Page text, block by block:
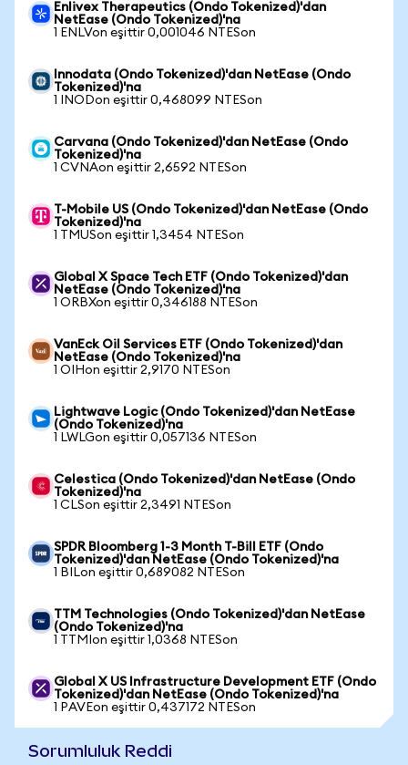
Enlivex Therapeutics (Ondo Tokenized)'dan
NetEase (Ondo Tokenized)'na
1 ENLVon eşittir 0,001046 NTESon
Innodata (Ondo Tokenized)'dan NetEase (Ondo
Tokenized)'na
1 INODon eşittir 0,468099 NTESon
Carvana (Ondo Tokenized)'dan NetEase (Ondo
Tokenized)'na
1 CVNAon eşittir 2,6592 NTESon
T-Mobile US (Ondo Tokenized)'dan NetEase (Ondo
Tokenized)'na
1 TMUSon eşittir 1,3454 NTESon
Global X Space Tech ETF (Ondo Tokenized)'dan
NetEase (Ondo Tokenized)'na
1 ORBXon eşittir 0,346188 NTESon
VanEck Oil Services ETF (Ondo Tokenized)'dan
NetEase (Ondo Tokenized)'na
1 OIHon eşittir 2,9170 NTESon
Lightwave Logic (Ondo Tokenized)'dan NetEase
(Ondo Tokenized)'na
1 LWLGon eşittir 0,057136 NTESon
Celestica (Ondo Tokenized)'dan NetEase (Ondo
Tokenized)'na
1 CLSon eşittir 2,3491 NTESon
SPDR Bloomberg 1-3 Month T-Bill ETF (Ondo
Tokenized)'dan NetEase (Ondo Tokenized)'na
1 BILon eşittir 0,689082 NTESon
TTM Technologies (Ondo Tokenized)'dan NetEase
(Ondo Tokenized)'na
1 TTMIon eşittir 1,0368 NTESon
Global X US Infrastructure Development ETF (Ondo
Tokenized)'dan NetEase (Ondo Tokenized)'na
1 PAVEon eşittir 0,437172 NTESon
Sorumluluk Reddi